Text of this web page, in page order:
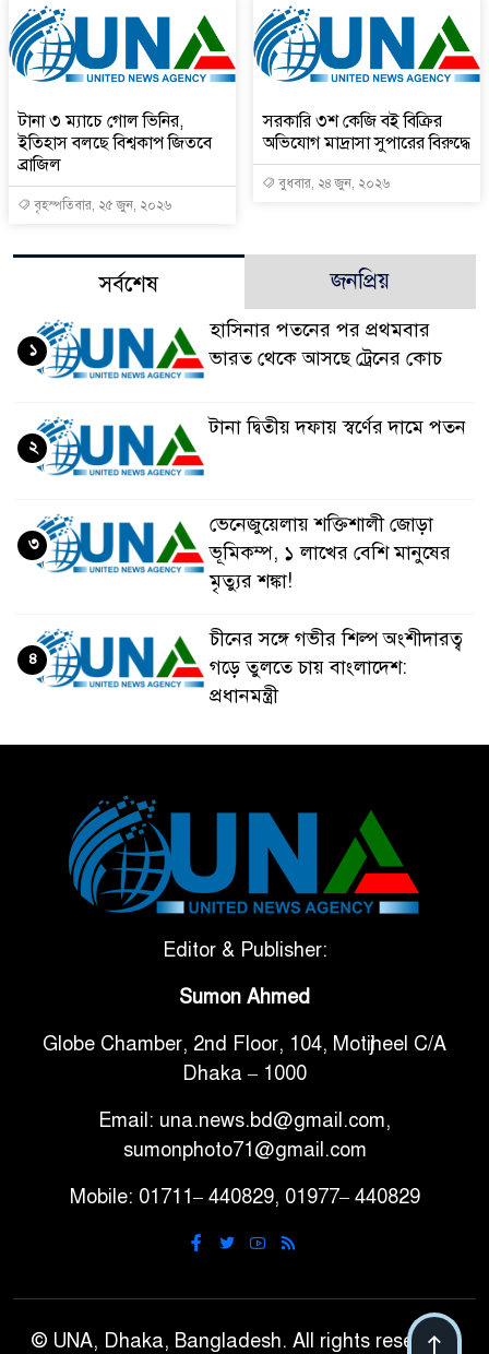
টানা ৩ ম্যাচে গোল ভিনির,
ইতিহাস বলছে বিশ্বকাপ জিতবে
ব্রাজিল
বৃহস্পতিবার, ২৫ জুন, ২০২৬
সরকারি ৩শ কেজি বই বিক্রির
অভিযোগ মাদ্রাসা সুপারের বিরুদ্ধে
বুধবার, ২৪ জুন, ২০২৬
সর্বশেষ জনপ্রিয়
হাসিনার পতনের পর প্রথমবার
ভারত থেকে আসছে ট্রেনের কোচ
১
টানা দ্বিতীয় দফায় স্বর্ণের দামে পতন
২
ভেনেজুয়েলায় শক্তিশালী জোড়া
ভূমিকম্প, ১ লাখের বেশি মানুষের
মৃত্যুর শঙ্কা!
৩
চীনের সঙ্গে গভীর শিল্প অংশীদারত্ব
গড়ে তুলতে চায় বাংলাদেশ:
প্রধানমন্ত্রী
৪
টানা ৩ ম্যাচে গোল ভিনির, ইতিহাস
বলছে বিশ্বকাপ জিতবে ব্রাজিল
সরকারি ৩শ কেজি বই বিক্রির
গাড়ি বিক্রির পর মালিকানা
পরিবর্তনে কঠোর নির্দেশনা
আ.লীগ ও বিএনপির বিরুদ্ধে
নাহিদ
ঢাবিতে মাথায় কাঁঠাল পড়ে মালির
Editor & Publisher:
Sumon Ahmed
Globe Chamber, 2nd Floor, 104, Motijheel C/A
Dhaka – 1000
Email: una.news.bd@gmail.com,
sumonphoto71@gmail.com
Mobile: 01711– 440829, 01977– 440829
© UNA, Dhaka, Bangladesh. All rights reserved.